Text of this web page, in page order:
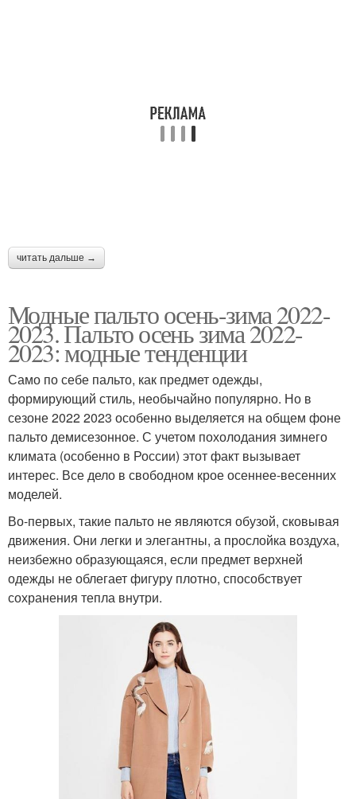
читать дальше →
Модные пальто осень-зима 2022-
2023. Пальто осень зима 2022-
2023: модные тенденции
Само по себе пальто, как предмет одежды,
формирующий стиль, необычайно популярно. Но в
сезоне 2022 2023 особенно выделяется на общем фоне
пальто демисезонное. С учетом похолодания зимнего
климата (особенно в России) этот факт вызывает
интерес. Все дело в свободном крое осеннее-весенних
моделей.
Во-первых, такие пальто не являются обузой, сковывая
движения. Они легки и элегантны, а прослойка воздуха,
неизбежно образующаяся, если предмет верхней
одежды не облегает фигуру плотно, способствует
сохранения тепла внутри.